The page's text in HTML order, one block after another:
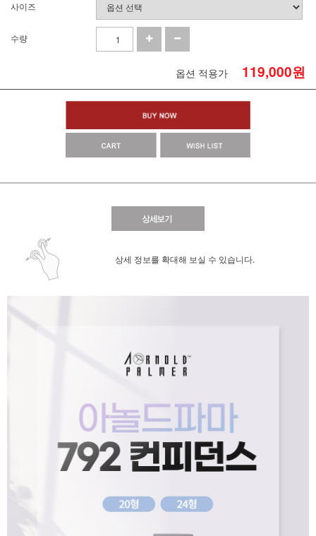
사이즈
수량
옵션 적용가 119,000원
상세 정보를 확대해 보실 수 있습니다.